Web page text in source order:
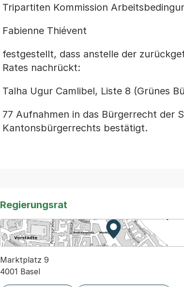
Tripartiten Kommission
Fabienne Thiévent
festgestellt, dass anstelle der
Rates nachrückt:
Talha Ugur Camlibel, Liste 8 (Grünes
77 Aufnahmen in das Bürgerrecht der
Kantonsbürgerrechts bestätigt.
Regierungsrat
Zur Karte von
Externer Link,
Marktplatz 9
4001 Basel